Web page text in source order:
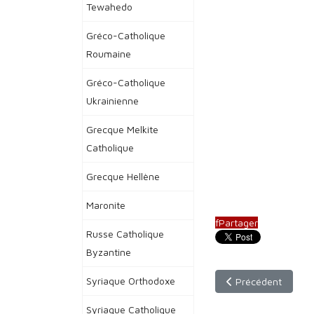
Tewahedo
Gréco-Catholique
Roumaine
Gréco-Catholique
Ukrainienne
Grecque Melkite
Catholique
Grecque Hellène
Maronite
Russe Catholique
Byzantine
Syriaque Orthodoxe
Syriaque Catholique
fPartager
Article précédent :
Précédent